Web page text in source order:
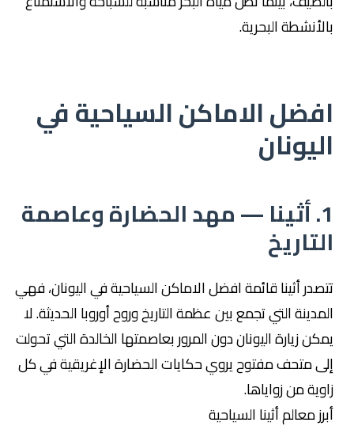
بالأنشطة البحرية.
افضل الاماكن السياحية في
اليونان
1. أثينا — مهد الحضارة وعاصمة
التاريخ
تتصدر أثينا قائمة افضل الاماكن السياحية في اليونان، فهي
المدينة التي تجمع بين عظمة التاريخ وروح أوروبا الحديثة. لا
يمكن زيارة اليونان دون المرور بعاصمتها الخالدة التي تحولت
إلى متحف مفتوح يروي حكايات الحضارة الإغريقية في كل
زاوية من زواياها.
أبرز معالم أثينا السياحية